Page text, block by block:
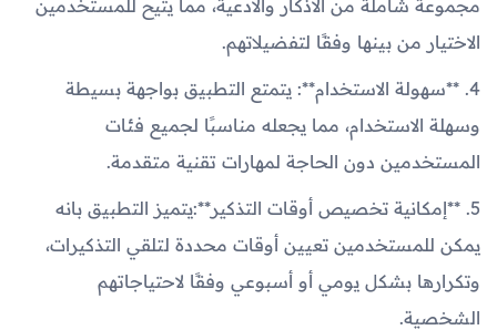
مجموعة شاملة من الأذكار والأدعية، مما يتيح للمستخدمين
الاختيار من بينها وفقًا لتفضيلاتهم.
4. **سهولة الاستخدام**: يتمتع التطبيق بواجهة بسيطة
وسهلة الاستخدام، مما يجعله مناسبًا لجميع فئات
المستخدمين دون الحاجة لمهارات تقنية متقدمة.
5. **إمكانية تخصيص أوقات التذكير**:يتميز التطبيق بانه
يمكن للمستخدمين تعيين أوقات محددة لتلقي التذكيرات،
وتكرارها بشكل يومي أو أسبوعي وفقًا لاحتياجاتهم
الشخصية.